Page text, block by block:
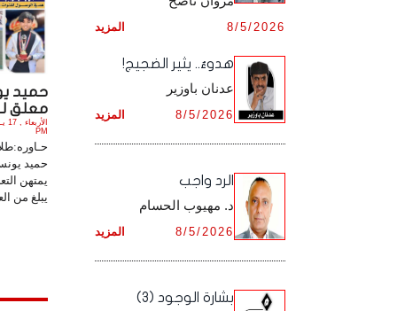
حميد
معلق
PM
حميد
يمتهن
يبلغ من
أرشيف شهر ديـسـمـبـر ,
أرشيف شهر نـوفـمـبـر ,
أرشيف شهر ديـسـمـبـر ,
المزيد 8/5/2026
هدوءٌ.. يثير الضجيج!
عدنان باوزير
المزيد 8/5/2026
الرد واجب
د. مهيوب الحسام
المزيد 8/5/2026
بشارة الوجود (3)